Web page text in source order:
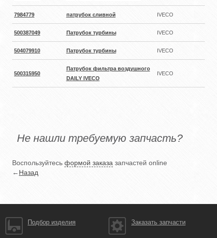
7984779 патрубок сливной IVECO
500387049 Патрубок турбины IVECO
504079910 Патрубок турбины IVECO
500315950
Патрубок фильтра воздушного
DAILY IVECO
IVECO
Не нашли требуемую запчасть?
Воспользуйтесь формой заказа запчастей online
←Назад
Подбор изделия Заказать запчасти